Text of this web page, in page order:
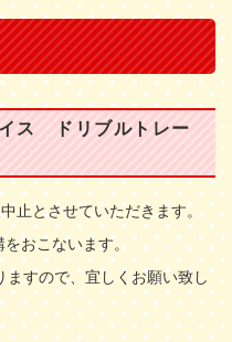
ス ドリブルトレー
止とさせていただきます。
おこないます。
すので、宜しくお願い致し